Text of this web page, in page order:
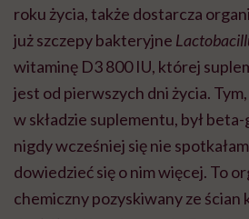
roku życia, także dostarcza
już szczepy bakteryjne
witaminę D3 800 IU, której
jest od pierwszych dni życia.
w składzie suplementu, był
nigdy wcześniej się nie
dowiedzieć się o nim więcej. To
chemiczny pozyskiwany ze ścian